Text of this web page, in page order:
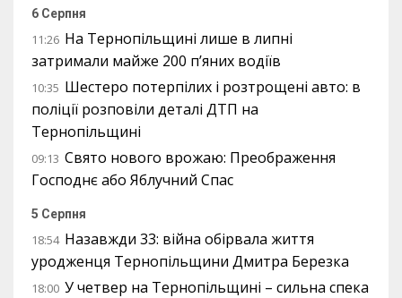
6 Серпня
11:26 На Тернопільщині лише в липні
затримали майже 200 п’яних водіїв
10:35 Шестеро потерпілих і розтрощені авто: в
поліції розповіли деталі ДТП на
Тернопільщині
09:13 Свято нового врожаю: Преображення
Господнє або Яблучний Спас
5 Серпня
18:54 Назавжди 33: війна обірвала життя
уродженця Тернопільщини Дмитра Березка
18:00 У четвер на Тернопільщині – сильна спека